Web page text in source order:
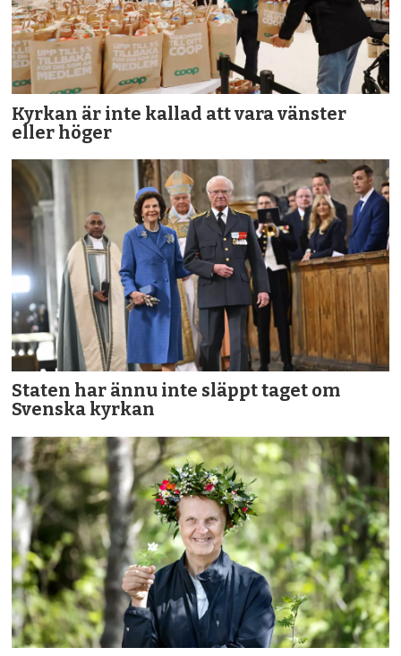
Kyrkan är inte kallad att vara vänster
eller höger
Staten har ännu inte släppt taget om
Svenska kyrkan